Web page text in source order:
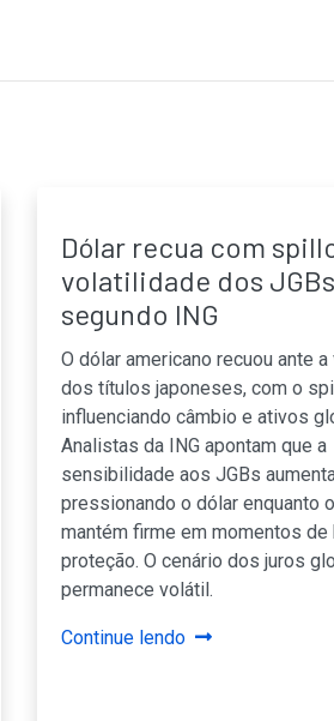
Dólar recua com
volatilidade dos
segundo ING
O dólar americano recuou ante
dos títulos japoneses, com o
influenciando câmbio e ativos
Analistas da ING apontam que a
sensibilidade aos JGBs
pressionando o dólar enquanto
mantém firme em momentos de
proteção. O cenário dos juros
permanece volátil.
Continue lendo